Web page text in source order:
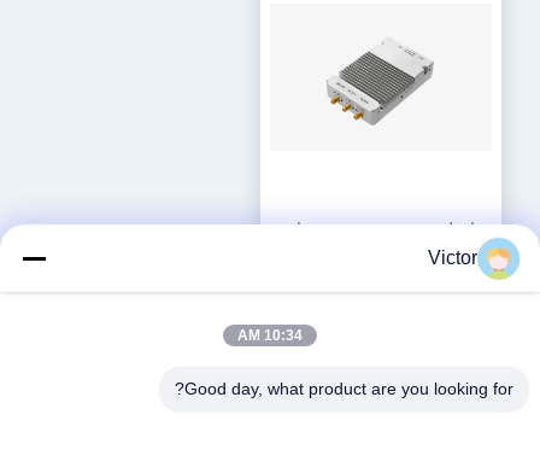
ماژول تشخیص و موقعیت‌یابی
پهپاد برای سامانه‌های ضد پهپاد
بهترین قیمت رو بدست
Victor
10:34 AM
Good day, what product are you looking for?